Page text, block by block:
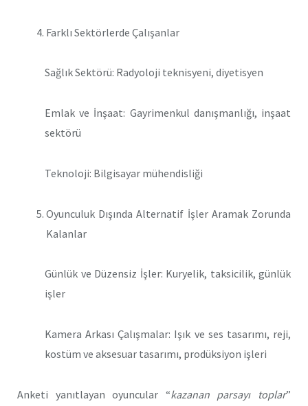
Farklı Sektörlerde Çalışanlar
Sağlık Sektörü: Radyoloji teknisyeni, diyetisyen
Emlak ve İnşaat: Gayrimenkul danışmanlığı, inşaat
sektörü
Teknoloji: Bilgisayar mühendisliği
Oyunculuk Dışında Alternatif İşler Aramak Zorunda
Kalanlar
Günlük ve Düzensiz İşler: Kuryelik, taksicilik, günlük
işler
Kamera Arkası Çalışmalar: Işık ve ses tasarımı, reji,
kostüm ve aksesuar tasarımı, prodüksiyon işleri
Anketi yanıtlayan oyuncular “kazanan parsayı toplar”